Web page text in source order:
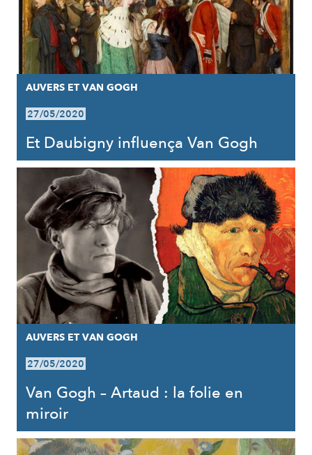
AUVERS ET VAN GOGH
27/05/2020
Et Daubigny influença Van Gogh
AUVERS ET VAN GOGH
27/05/2020
Van Gogh – Artaud : la folie en
miroir